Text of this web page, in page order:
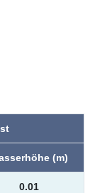
(m)
0.01